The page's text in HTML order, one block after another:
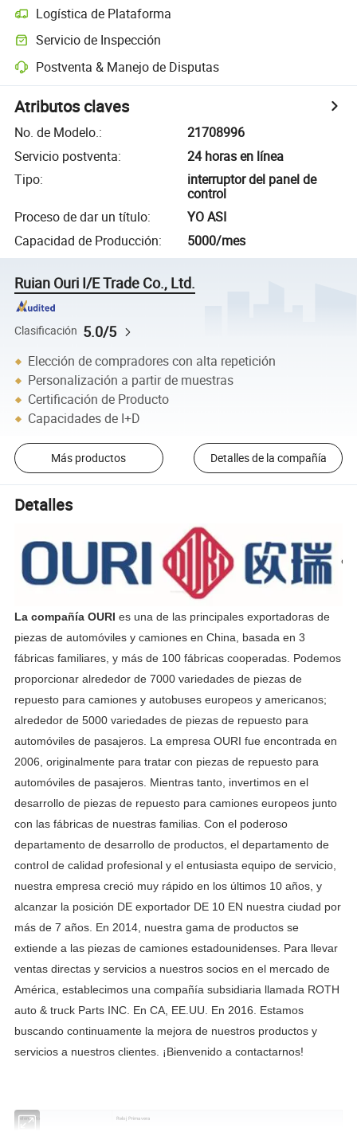
Logística de Plataforma
Servicio de Inspección
Postventa & Manejo de Disputas
Atributos claves
No. de Modelo.:
21708996
Servicio postventa:
24 horas en línea
Tipo:
interruptor del panel de
control
Proceso de dar un título:
YO ASI
Capacidad de Producción: 5000/mes
Ruian Ouri I/E Trade Co., Ltd.
Clasificación 5.0/5
Elección de compradores con alta repetición
Personalización a partir de muestras
Certificación de Producto
Capacidades de I+D
Más productos Detalles de la compañía
Detalles
La compañía OURI es una de las principales exportadoras de
piezas de automóviles y camiones en China, basada en 3
fábricas familiares, y más de 100 fábricas cooperadas. Podemos
proporcionar alrededor de 7000 variedades de piezas de
repuesto para camiones y autobuses europeos y americanos;
alrededor de 5000 variedades de piezas de repuesto para
automóviles de pasajeros. La empresa OURI fue encontrada en
2006, originalmente para tratar con piezas de repuesto para
automóviles de pasajeros. Mientras tanto, invertimos en el
desarrollo de piezas de repuesto para camiones europeos junto
con las fábricas de nuestras familias. Con el poderoso
departamento de desarrollo de productos, el departamento de
control de calidad profesional y el entusiasta equipo de servicio,
nuestra empresa creció muy rápido en los últimos 10 años, y
alcanzar la posición DE exportador DE 10 EN nuestra ciudad por
más de 7 años. En 2014, nuestra gama de productos se
extiende a las piezas de camiones estadounidenses. Para llevar
ventas directas y servicios a nuestros socios en el mercado de
América, establecimos una compañía subsidiaria llamada ROTH
auto & truck Parts INC. En CA, EE.UU. En 2016. Estamos
buscando continuamente la mejora de nuestros productos y
servicios a nuestros clientes. ¡Bienvenido a contactarnos!
elemento Reloj Primavera